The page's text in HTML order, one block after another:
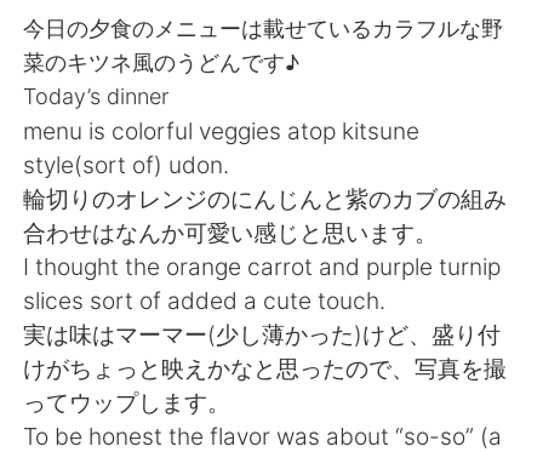
English
繁體中文
العربية Français
Deutsch 日本語
한국어 Русский
ไทย
今日の夕食のメニューは載せているカラフルな野
菜のキツネ風のうどんです♪
Today’s dinner
menu is colorful veggies atop kitsune
style(sort of) udon.
輪切りのオレンジのにんじんと紫のカブの組み
合わせはなんか可愛い感じと思います。
I thought the orange carrot and purple turnip
slices sort of added a cute touch.
実は味はマーマー(少し薄かった)けど、盛り付
けがちょっと映えかなと思ったので、写真を撮
ってウップします。
To be honest the flavor was about “so-so” (a